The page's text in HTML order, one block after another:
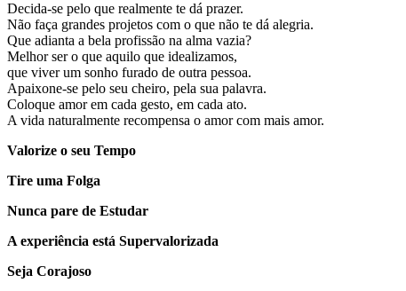
Decida-se pelo que realmente te dá prazer.
Não faça grandes projetos com o que não te dá alegria.
Que adianta a bela profissão na alma vazia?
Melhor ser o que aquilo que idealizamos,
que viver um sonho furado de outra pessoa.
Apaixone-se pelo seu cheiro, pela sua palavra.
Coloque amor em cada gesto, em cada ato.
A vida naturalmente recompensa o amor com mais amor.
Valorize o seu Tempo
Tire uma Folga
Nunca pare de Estudar
A experiência está Supervalorizada
Seja Corajoso